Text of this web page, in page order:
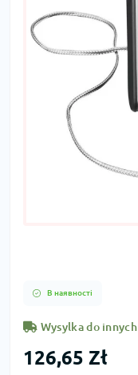
В наявності
Wysylka do
126,65 Zł